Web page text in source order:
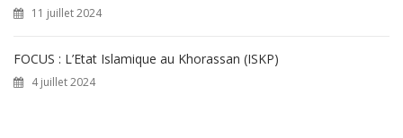
11 juillet 2024
FOCUS : L’Etat Islamique au Khorassan (ISKP)
4 juillet 2024